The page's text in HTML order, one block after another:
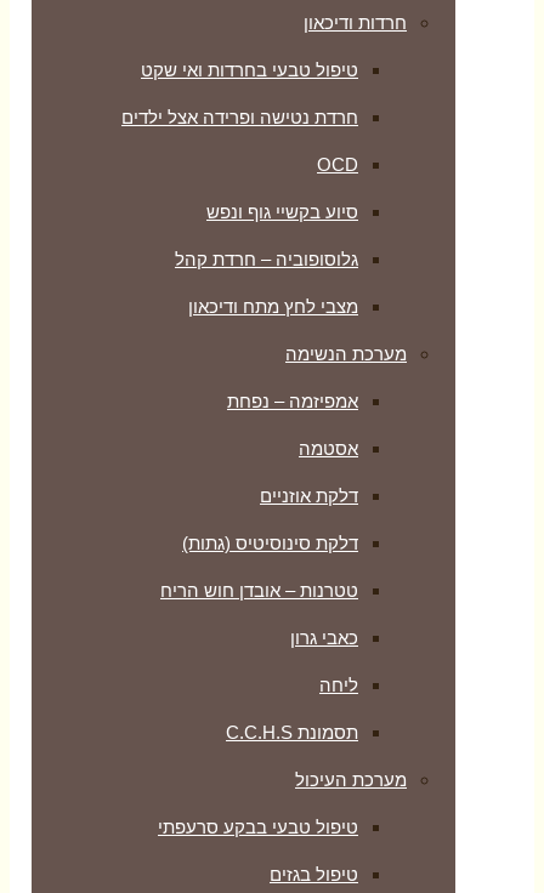
חרדות ודיכאון
טיפול טבעי בחרדות ואי שקט
חרדת נטישה ופרידה אצל ילדים
OCD
סיוע בקשיי גוף ונפש
גלוסופוביה – חרדת קהל
מצבי לחץ מתח ודיכאון
מערכת הנשימה
אמפיזמה – נפחת
אסטמה
דלקת אוזניים
דלקת סינוסיטיס (גתות)
טטרנות – אובדן חוש הריח
כאבי גרון
ליחה
תסמונת C.C.H.S
מערכת העיכול
טיפול טבעי בבקע סרעפתי
טיפול בגזים